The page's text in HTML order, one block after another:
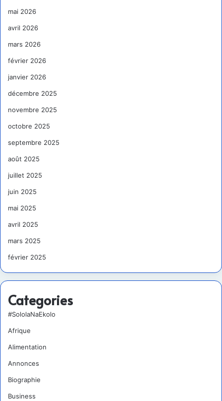
mai 2026
avril 2026
mars 2026
février 2026
janvier 2026
décembre 2025
novembre 2025
octobre 2025
septembre 2025
août 2025
juillet 2025
juin 2025
mai 2025
avril 2025
mars 2025
février 2025
Categories
#SololaNaEkolo
Afrique
Alimentation
Annonces
Biographie
Business